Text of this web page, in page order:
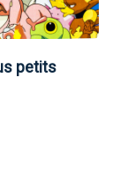
petits